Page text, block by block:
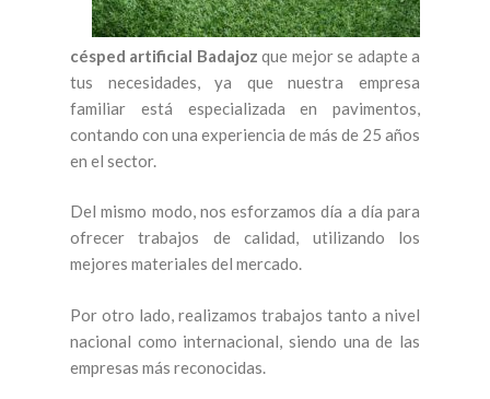
césped artificial Badajozque mejor se adapte a
tus necesidades, ya que nuestra empresa
familiar está especializada en pavimentos,
contando con una experiencia de más de 25 años
en el sector.
Del mismo modo, nos esforzamos día a día para
ofrecer trabajos de calidad, utilizando los
mejores materiales del mercado.
Por otro lado, realizamos trabajos tanto a nivel
nacional como internacional, siendo una de las
empresas más reconocidas.